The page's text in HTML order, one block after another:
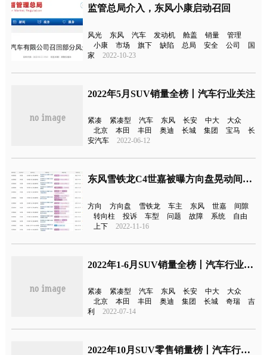
监管总局介入，东风小康启动召回
风光 东风 汽车 发动机 舱盖 销量
管理
小康
市场 旗下 缺陷 总局 安全 公司
国
家
2022-10-23
2022年5月SUV销量全榜丨汽车行业关注
紧凑 紧凑型 汽车 东风 长安 中大
大众
北京
本田 丰田 奥迪 长城 集团 宝马
长
安汽车
2022-06-12
东风雪铁龙C4世嘉被曝方向盘晃动间隙大
方向 方向盘 雪铁龙 车主 东风 世嘉
间隙
转向柱
投诉 车型 问题 故障 系统
自由
上下
2022-11-16
2022年1-6月SUV销量全榜丨汽车行业关注
紧凑 紧凑型 汽车 东风 长安 中大
大众
北京
本田 丰田 奥迪 集团 长城 奇瑞
吉
利
2022-07-14
2022年10月SUV零售销量榜丨汽车行业关注